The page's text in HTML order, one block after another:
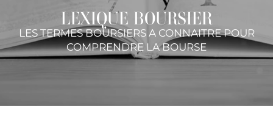
LEXIQUE BOURSIER
LES TERMES BOURSIERS A CONNAITRE POUR
COMPRENDRE LA BOURSE